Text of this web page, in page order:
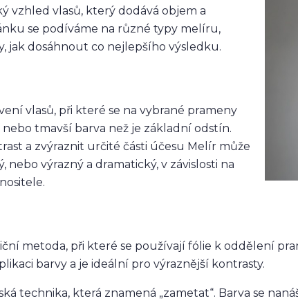
vzhled vlasů, který dodává objem a
se podíváme na různé typy melíru,
jak dosáhnout co nejlepšího výsledku.
vlasů, při které se na vybrané prameny
tmavší barva než je základní odstín.
a zvýraznit určité části účesu Melír může
nebo výrazný a dramatický, v závislosti na
metoda, při které se používají fólie k oddělení
barvy a je ideální pro výraznější kontrasty.
technika, která znamená „zametat“. Barva se